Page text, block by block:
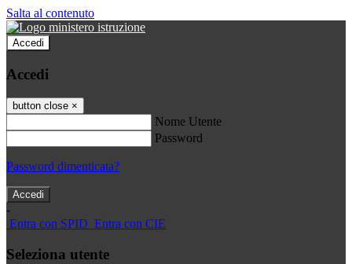
Salta al contenuto
Accedi
Accedi
button close ×
Nome Utente
Password
Password dimenticata?
-
Entra con SPID Entra con CIE
Seleziona utente